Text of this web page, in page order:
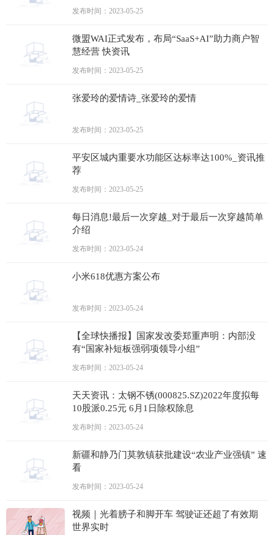
发布时间：2023-05-25
微盟WAI正式发布，布局“SaaS+AI”助力商户智
慧经营 快资讯
发布时间：2023-05-25
张爱玲的爱情诗_张爱玲的爱情
发布时间：2023-05-25
平安区城内重要水功能区达标率达100%_资讯推
荐
发布时间：2023-05-25
每日消息!最后一次穿越_对于最后一次穿越简单
介绍
发布时间：2023-05-24
小米618优惠方案公布
发布时间：2023-05-24
【全球快播报】国家发改委郑重声明：内部没
有“国家补短板强弱项领导小组”
发布时间：2023-05-24
天天资讯：太钢不锈(000825.SZ)2022年度拟每
10股派0.25元 6月1日除权除息
发布时间：2023-05-24
新疆和静乃门莫敦镇获批建设“农业产业强镇” 速
看
发布时间：2023-05-24
视频｜光着膀子和脚开车 驾驶证还超了有效期
世界实时